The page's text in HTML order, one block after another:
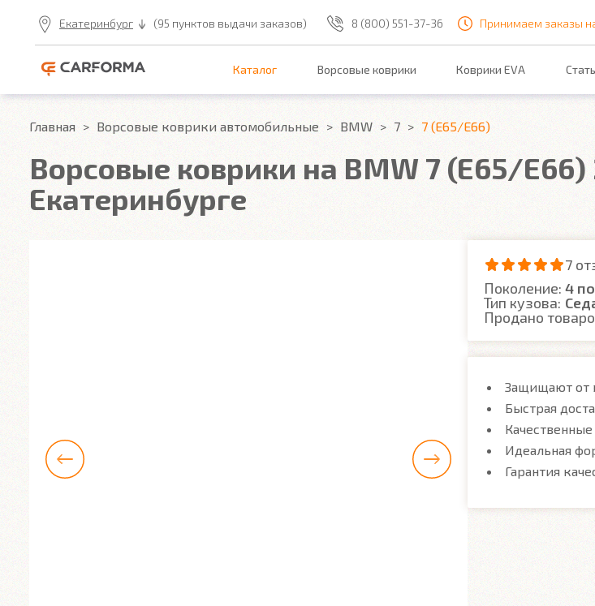
Екатеринбург (95 пунктов выдачи заказов) 8 (800) 551-37-36 Принимаем заказы
Каталог Ворсовые коврики Коврики EVA
Главная Ворсовые коврики автомобильные BMW 7 7 (E65/E66)
Ворсовые коврики на BMW 7 (E65/
Екатеринбурге
7
Поколение: 4
Тип кузова:
Продано
Защищают от
Быстрая
Идеальная
Гарантия